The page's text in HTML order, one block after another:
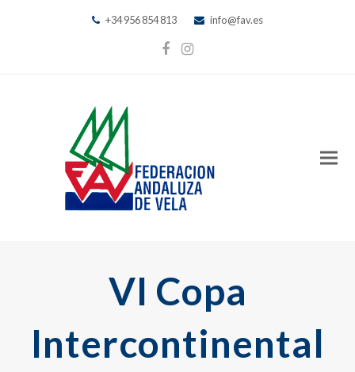
+34 956 854 813 info@fav.es
Facebook
Instagram
VI Copa
Intercontinental